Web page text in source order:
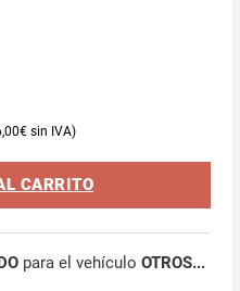
€
CARRITO
para el vehículo OTROS...